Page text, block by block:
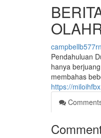
Pendahuluan
hanya
membahas
https://